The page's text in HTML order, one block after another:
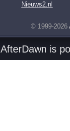
Nieuws2.nl
© 1999-2026
AfterDawn is